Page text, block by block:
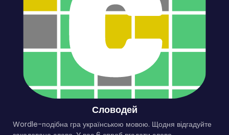
Словодей
Wordle-подібна гра українською мовою. Щодня відгадуйте